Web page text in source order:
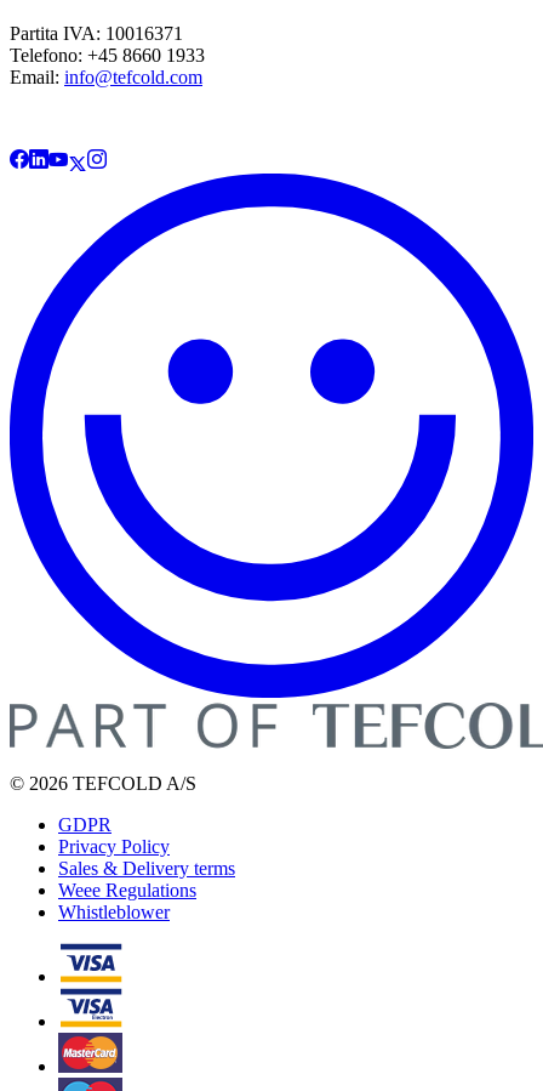
Partita IVA: 10016371
Telefono: +45 8660 1933
Email: info@tefcold.com
© 2026 TEFCOLD A/S
GDPR
Privacy Policy
Sales & Delivery terms
Weee Regulations
Whistleblower